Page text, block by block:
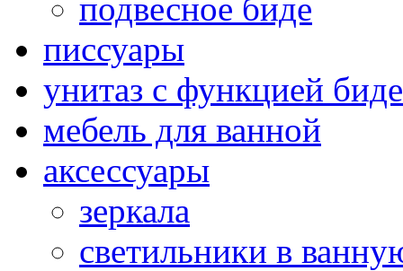
подвесное биде
писсуары
унитаз с функцией биде
мебель для ванной
аксессуары
зеркала
светильники в